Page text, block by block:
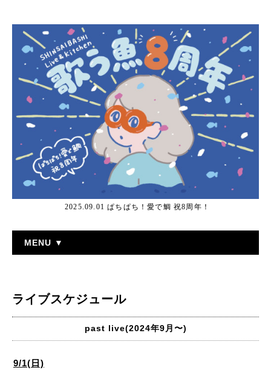
2025.09.01 ぱちぱち！愛で鯛 祝8周年！
MENU ▼
ライブスケジュール
past live(2024年9月〜)
9/1(日)